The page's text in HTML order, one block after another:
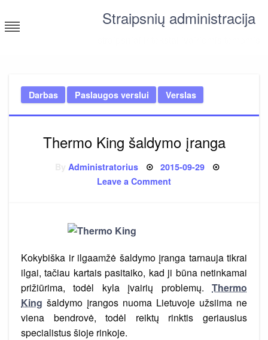
to
content
Straipsnių administracija
Darbas Paslaugos verslui Verslas
Thermo King šaldymo įranga
Administratorius Posted
2015-09-29
Leave a Commenton
Kokybiška ir ilgaamžė šaldymo įranga tarnauja tikrai
ilgai, tačiau kartais pasitaiko, kad ji būna netinkamai
prižiūrima, todėl kyla įvairių problemų. Thermo
King šaldymo įrangos nuoma Lietuvoje užsiima ne
viena bendrovė, todėl reiktų rinktis geriausius
specialistus šioje rinkoje.